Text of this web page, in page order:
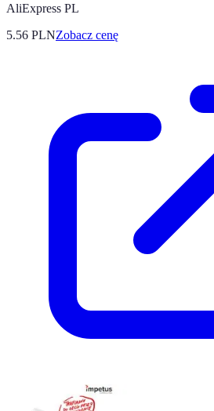
AliExpress PL
5.56 PLNZobacz cenę